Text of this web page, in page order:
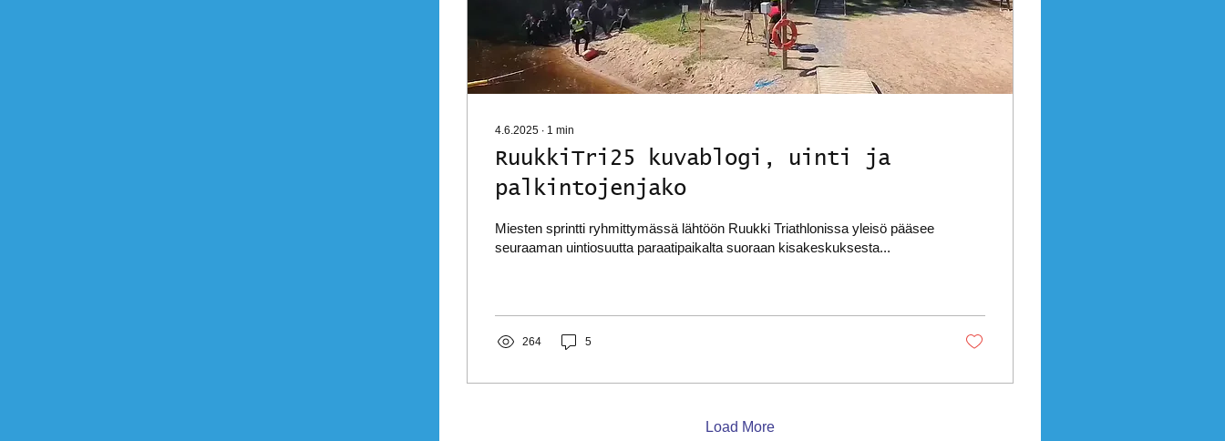
4.6.2025 ∙ 1 min
RuukkiTri25 kuvablogi, uinti ja
palkintojenjako
Miesten sprintti ryhmittymässä lähtöön Ruukki Triathlonissa yleisö pääsee
seuraaman uintiosuutta paraatipaikalta suoraan kisakeskuksesta...
264 5
Load More